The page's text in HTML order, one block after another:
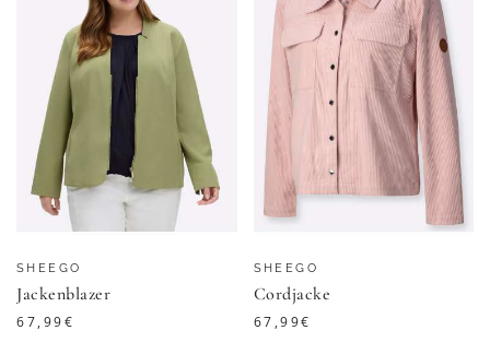
SHEEGO
Jackenblazer
67,99€
SHEEGO
Cordjacke
67,99€